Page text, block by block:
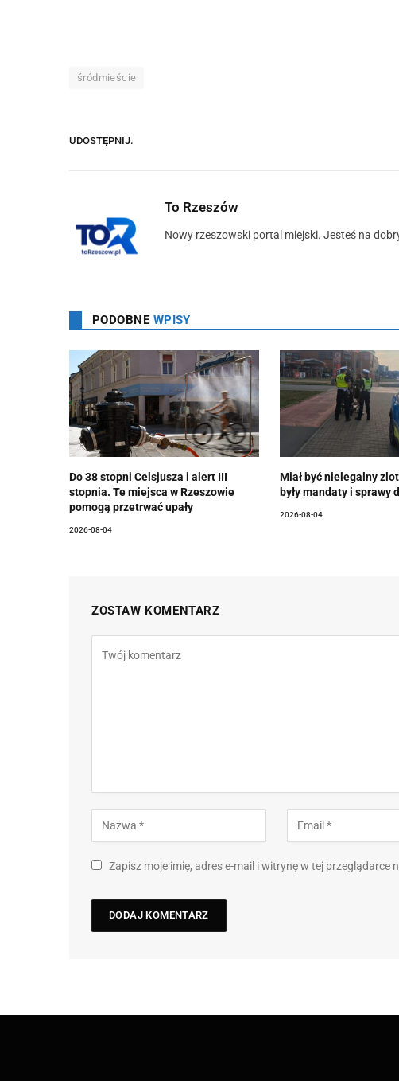
śródmieście
UDOSTĘPNIJ.
To Rzeszów
Nowy rzeszowski portal miejski. Jesteś na
PODOBNE WPISY
Do 38 stopni Celsjusza i alert III
stopnia. Te miejsca w Rzeszowie
pomogą przetrwać upały
2026-08-04
Miał być nielegalny
były mandaty i sprawy
2026-08-04
ZOSTAW KOMENTARZ
Zapisz moje imię, adres e-mail i witrynę w tej przeglądarce